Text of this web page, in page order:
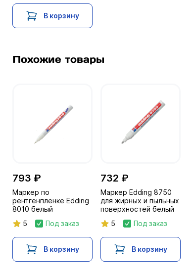
В корзину
Похожие товары
793 ₽
Маркер по
рентгенпленке Edding
8010 белый
5
Под заказ
В корзину
732 ₽
Маркер Edding 8750
для жирных и пыльных
поверхностей белый
5
Под заказ
В корзину